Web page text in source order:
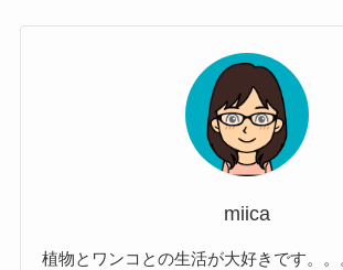
miica
植物とワンコとの生活が大好きです。。